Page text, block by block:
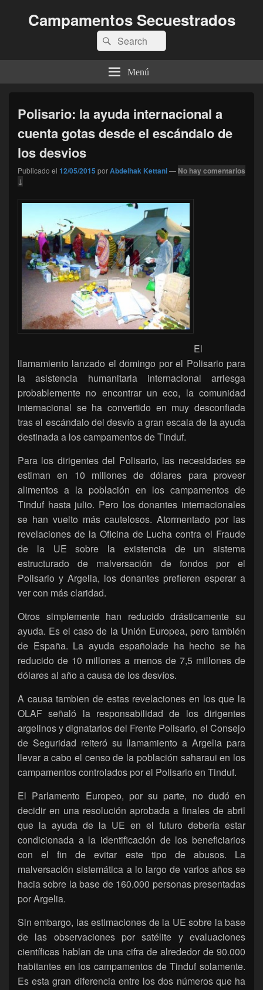
Campamentos Secuestrados
Buscar
por:
Buscar
Menú
Polisario: la ayuda internacional a
cuenta gotas desde el escándalo de
los desvios
Publicado el 12/05/2015 porAbdelhak Kettani— No hay comentarios
↓
El
llamamiento lanzado el domingo por el Polisario para
la asistencia humanitaria internacional arriesga
probablemente no encontrar un eco, la comunidad
internacional se ha convertido en muy desconfiada
tras el escándalo del desvío a gran escala de la ayuda
destinada a los campamentos de Tinduf.
Para los dirigentes del Polisario, las necesidades se
estiman en 10 millones de dólares para proveer
alimentos a la población en los campamentos de
Tinduf hasta julio. Pero los donantes internacionales
se han vuelto más cautelosos. Atormentado por las
revelaciones de la Oficina de Lucha contra el Fraude
de la UE sobre la existencia de un sistema
estructurado de malversación de fondos por el
Polisario y Argelia, los donantes prefieren esperar a
ver con más claridad.
Otros simplemente han reducido drásticamente su
ayuda. Es el caso de la Unión Europea, pero también
de España. La ayuda españolade ha hecho se ha
reducido de 10 millones a menos de 7,5 millones de
dólares al año a causa de los desvíos.
A causa tambien de estas revelaciones en los que la
OLAF señaló la responsabilidad de los dirigentes
argelinos y dignatarios del Frente Polisario, el Consejo
de Seguridad reiteró su llamamiento a Argelia para
llevar a cabo el censo de la población saharaui en los
campamentos controlados por el Polisario en Tinduf.
El Parlamento Europeo, por su parte, no dudó en
decidir en una resolución aprobada a finales de abril
que la ayuda de la UE en el futuro debería estar
condicionada a la identificación de los beneficiarios
con el fin de evitar este tipo de abusos. La
malversación sistemática a lo largo de varios años se
hacia sobre la base de 160.000 personas presentadas
por Argelia.
Sin embargo, las estimaciones de la UE sobre la base
de las observaciones por satélite y evaluaciones
científicas hablan de una cifra de alrededor de 90.000
habitantes en los campamentos de Tinduf solamente.
Es esta gran diferencia entre los dos números que ha